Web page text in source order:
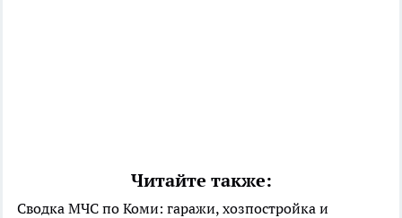
Читайте также:
Сводка МЧС по Коми: гаражи, хозпостройка и